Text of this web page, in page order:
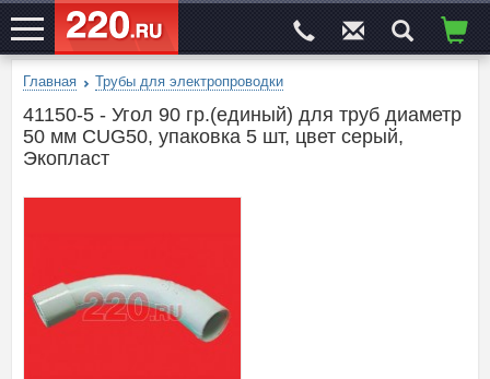
ЭЛЕКТРОСАЙТ№1
Главная Трубы для электропроводки
41150-5 - Угол 90 гр.(единый) для труб диаметр
50 мм CUG50, упаковка 5 шт, цвет серый,
Экопласт